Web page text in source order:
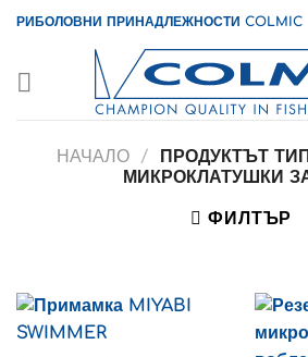
SkipРИБОЛОВНИ ПРИНАДЛЕЖНОСТИ COLMIC
НАЧАЛО / ПРОДУКТЪТ
МИКРОКЛАТУШКИ ЗА
ФИЛТЪР